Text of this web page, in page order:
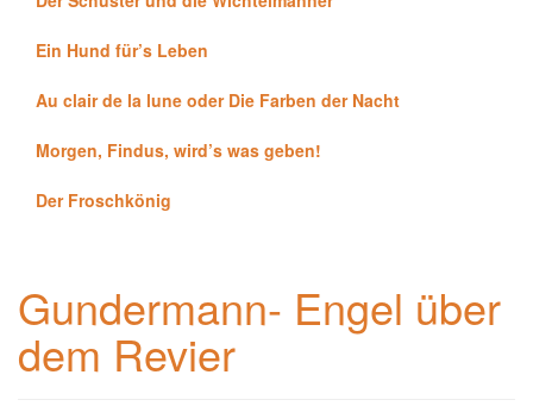
Ein Hund für’s Leben
Au clair de la lune oder Die Farben der Nacht
Morgen, Findus, wird’s was geben!
Der Froschkönig
Gundermann- Engel über
dem Revier